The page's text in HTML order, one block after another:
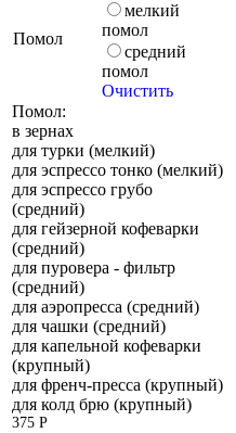
Помол
мелкий
помол
средний
помол
Очистить
Помол:
в зернах
для турки (мелкий)
для эспрессо тонко (мелкий)
для эспрессо грубо
(средний)
для гейзерной кофеварки
(средний)
для пуровера - фильтр
(средний)
для аэропресса (средний)
для чашки (средний)
для капельной кофеварки
(крупный)
для френч-пресса (крупный)
для колд брю (крупный)
375 Р